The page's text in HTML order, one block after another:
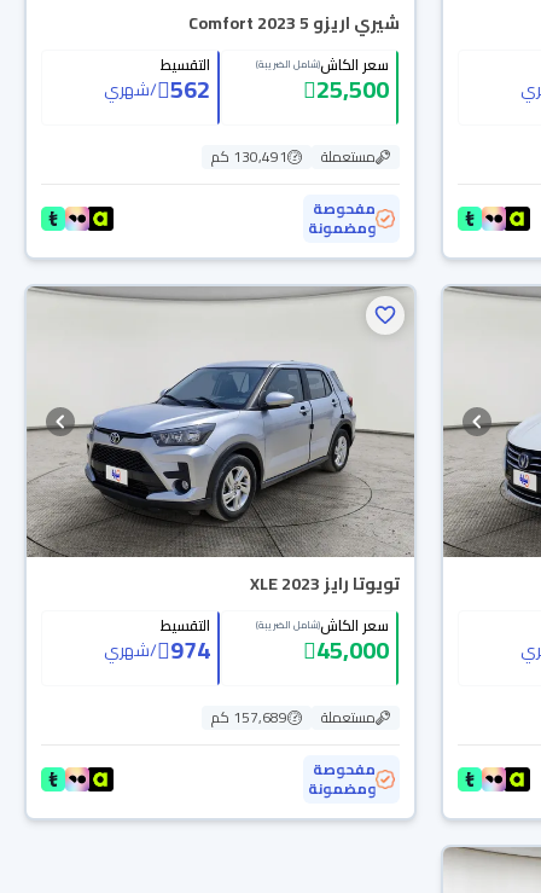
شيري اريزو 5 Comfort 2023
سعر الكاش(شامل الضريبة)
25,500
التقسيط
562
/شهري
مستعملة
130,491 كم
مفحوصة
ومضمونة
تويوتا رايز XLE 2023
سعر الكاش(شامل الضريبة)
45,000
التقسيط
974
/شهري
مستعملة
157,689 كم
مفحوصة
ومضمونة